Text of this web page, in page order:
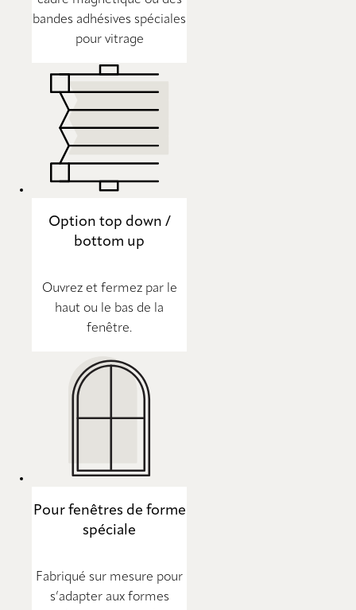
bandes adhésives spéciales
pour vitrage
Option top down /
bottom up
Ouvrez et fermez par le
haut ou le bas de la
fenêtre.
Pour fenêtres de forme
spéciale
Fabriqué sur mesure pour
s’adapter aux formes